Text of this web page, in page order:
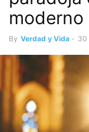
moderno
By Verdad y Vida - 30